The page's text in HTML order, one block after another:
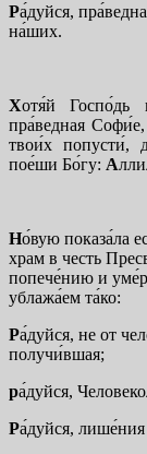
Ра́дуйся,
на́ших.
Хотя́й Госпо́дь
пра́ведная
твои́х попусти́,
пое́ши Бо́гу: А
Но́вую показа́ла
храм в честь
попече́нию и
ублажа́ем та́ко:
Ра́дуйся, не от
получи́вшая;
ра́дуйся,
Ра́дуйся, лише́ния